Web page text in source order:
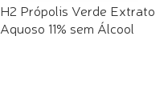
H2 Própolis Verde Extrato
Aquoso 11% sem Álcool